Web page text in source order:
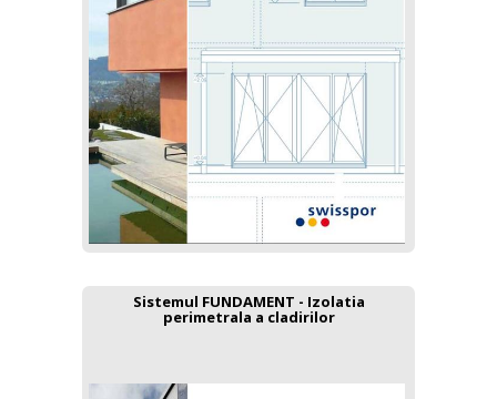
Sistemul FUNDAMENT - Izolatia
perimetrala a cladirilor